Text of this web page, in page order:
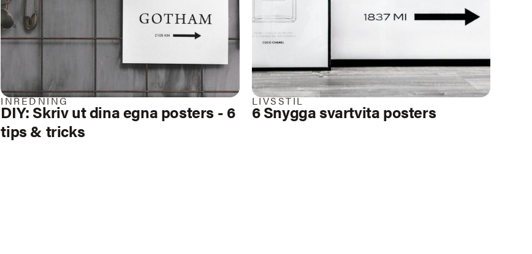
INREDNING
DIY: Skriv ut dina egna posters - 6
tips & tricks
LIVSSTIL
6 Snygga svartvita posters